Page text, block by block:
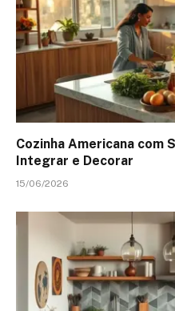
Cozinha Americana com
Integrar e Decorar
15/06/2026